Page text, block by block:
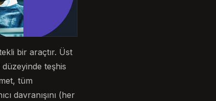
bir araçtır. Üst
teşhis
tüm
davranışını (her